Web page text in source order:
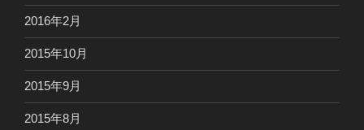
2016年2月
2015年10月
2015年9月
2015年8月